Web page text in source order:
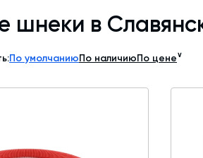
Бетоносмесители
Шнековые транспортеры для
шнеки в
По умолчаниюПо наличиюПо цене∨